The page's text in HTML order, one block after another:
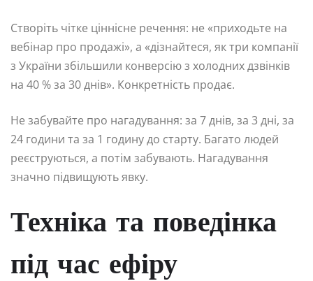
Створіть чітке ціннісне речення: не «приходьте на
вебінар про продажі», а «дізнайтеся, як три компанії
з України збільшили конверсію з холодних дзвінків
на 40 % за 30 днів». Конкретність продає.
Не забувайте про нагадування: за 7 днів, за 3 дні, за
24 години та за 1 годину до старту. Багато людей
реєструються, а потім забувають. Нагадування
значно підвищують явку.
Техніка та поведінка
під час ефіру